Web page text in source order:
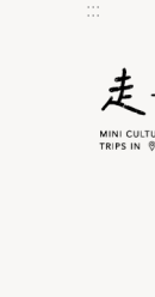
跳到主要內容區塊
:::